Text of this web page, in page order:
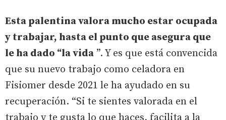
Esta palentina valora mucho estar ocupada
y trabajar, hasta el punto que asegura que
le ha dado “la vida ”. Y es que está convencida
que su nuevo trabajo como celadora en
Fisiomer desde 2021 le ha ayudado en su
recuperación. “Si te sientes valorada en el